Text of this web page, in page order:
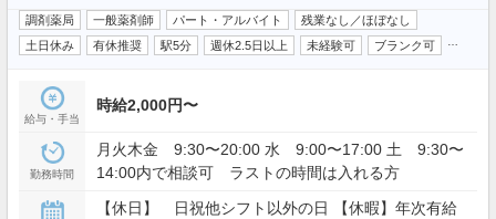
調剤薬局 一般薬剤師 パート・アルバイト
残業なし／ほぼなし
土日休み
有休推奨 駅5分 週休2.5日以上 未経験可 ブランク可
給与・手当
時給2,000円〜
勤務時間
月火木金 9:30〜20:00 水 9:00〜17:00 土 9:30〜
14:00内で相談可 ラストの時間は入れる方
【休日】 日祝他シフト以外の日 【休暇】年次有給